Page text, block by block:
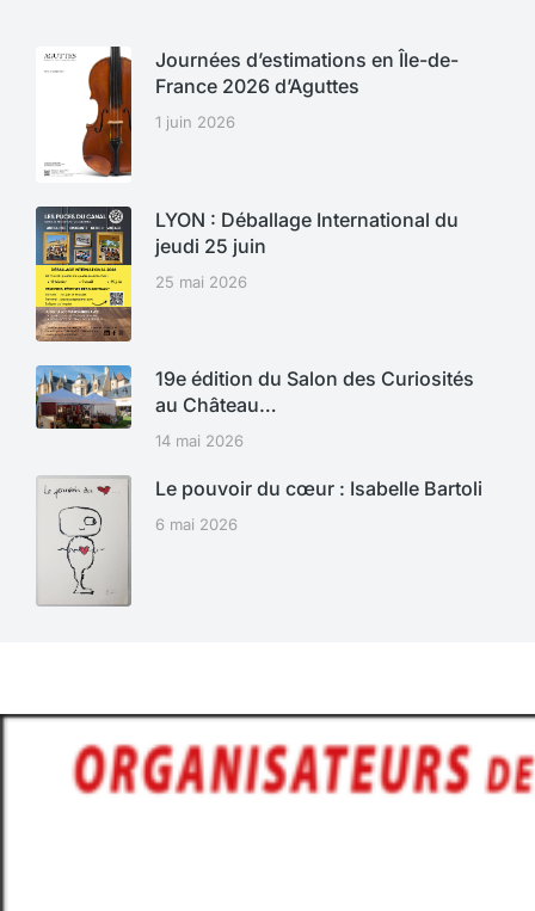
Journées d’estimations en Île-de-
France 2026 d’Aguttes
1 juin 2026
LYON : Déballage International du
jeudi 25 juin
25 mai 2026
19e édition du Salon des Curiosités
au Château…
14 mai 2026
Le pouvoir du cœur : Isabelle Bartoli
6 mai 2026